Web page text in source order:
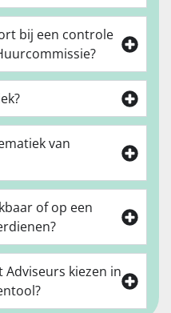
bij een controle
van
of op een
kiezen in